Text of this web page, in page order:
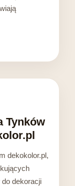
Tynków
dekokolor.pl,
do dekoracji